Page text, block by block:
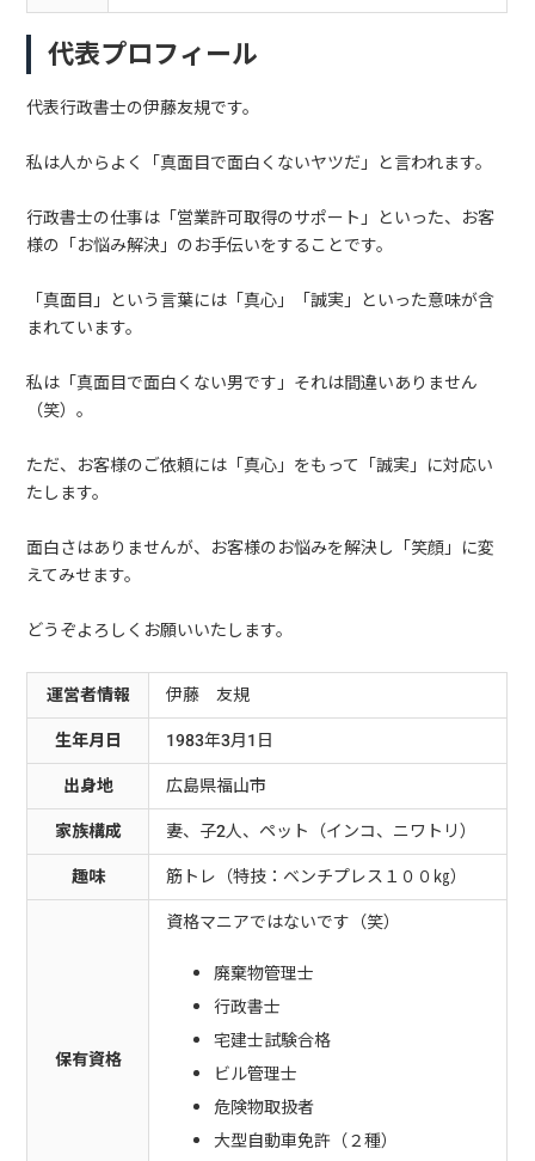
代表プロフィール
代表行政書士の伊藤友規です。
私は人からよく「真面目で面白くないヤツだ」と言われます。
行政書士の仕事は「営業許可取得のサポート」といった、お客
様の「お悩み解決」のお手伝いをすることです。
「真面目」という言葉には「真心」「誠実」といった意味が含
まれています。
私は「真面目で面白くない男です」それは間違いありません
（笑）。
ただ、お客様のご依頼には「真心」をもって「誠実」に対応い
たします。
面白さはありませんが、お客様のお悩みを解決し「笑顔」に変
えてみせます。
どうぞよろしくお願いいたします。
運営者情報
伊藤 友規
生年月日
1983年3月1日
出身地
広島県福山市
家族構成
妻、子2人、ペット（インコ、ニワトリ）
趣味
筋トレ（特技：ベンチプレス１００㎏）
保有資格
資格マニアではないです（笑）
廃棄物管理士
行政書士
宅建士試験合格
ビル管理士
危険物取扱者
大型自動車免許（２種）